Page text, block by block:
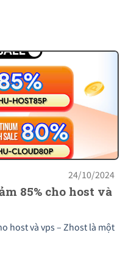
24/10/2024
85% cho host và
host và vps – Zhost là một